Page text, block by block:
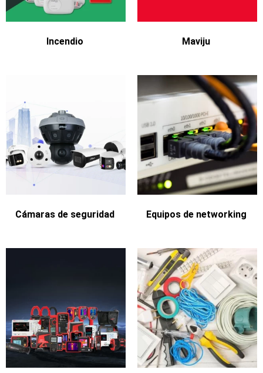
Incendio Maviju
Cámaras de seguridad Equipos de networking